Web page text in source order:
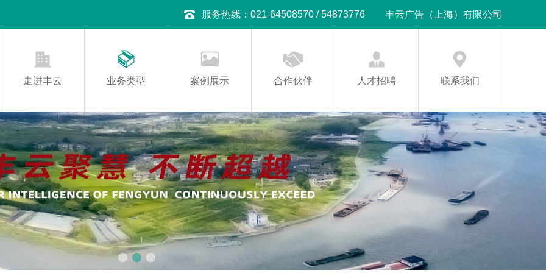
服务热线：021-64508570 / 54873776 丰云广告（上海）有限公司
走进丰云 业务类型 案例展示 合作伙伴 人才招聘 联系我们